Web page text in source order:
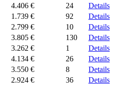
4.406 € 24
Details
1.739 € 92
Details
2.799 € 10
Details
3.805 € 130
Details
3.262 € 1
Details
4.134 € 26
Details
3.550 € 8
Details
2.924 € 36
Details